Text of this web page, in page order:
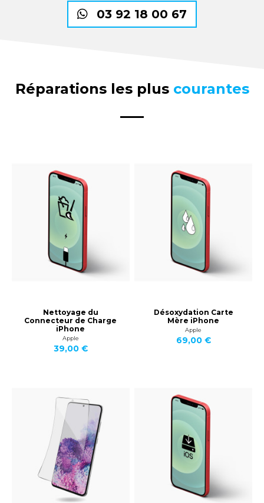
03 92 18 00 67
Réparations les plus courantes
Nettoyage du
Connecteur de Charge
iPhone
Apple
39,00 €
Désoxydation Carte
Mère iPhone
Apple
69,00 €